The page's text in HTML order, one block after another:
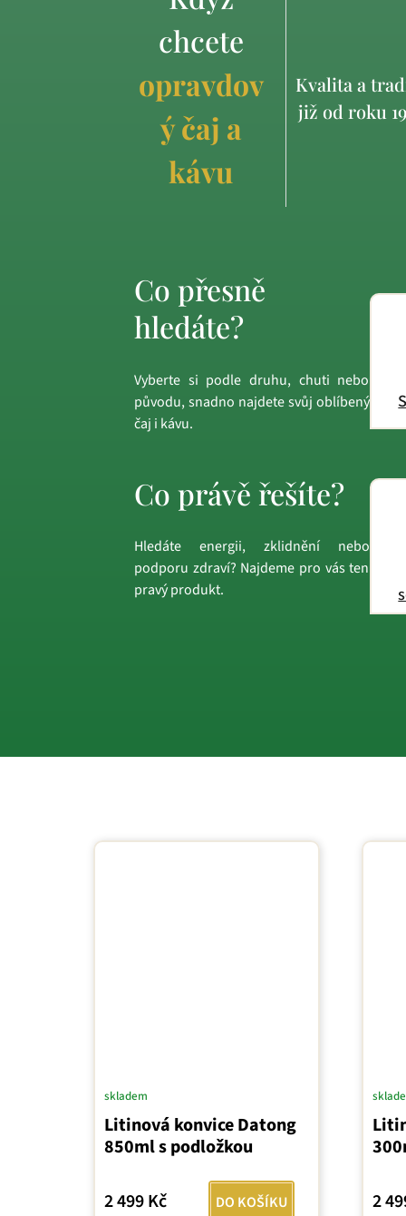
chcete
opravdov
ý čaj a
kávu
Kvalita a
již od roku
Co přesně
hledáte?
Vyberte si podle druhu, chuti nebo
původu, snadno najdete svůj oblíbený
čaj i kávu.
Co právě řešíte?
Hledáte energii, zklidnění nebo
podporu zdraví? Najdeme pro vás ten
pravý produkt.
Litinová konvice Datong
850ml s podložkou
skladem
2 499 Kč DO KOŠÍKU 2